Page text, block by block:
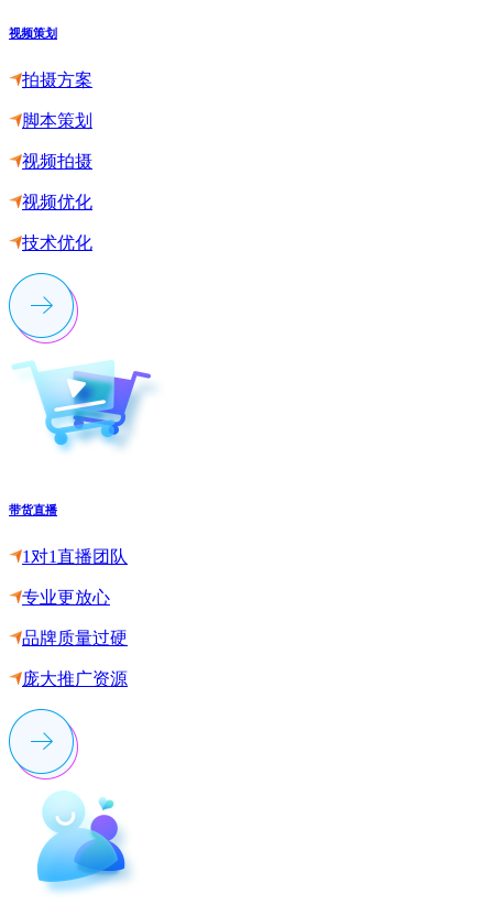
视频策划
拍摄方案
脚本策划
视频拍摄
视频优化
技术优化
带货直播
1对1直播团队
专业更放心
品牌质量过硬
庞大推广资源